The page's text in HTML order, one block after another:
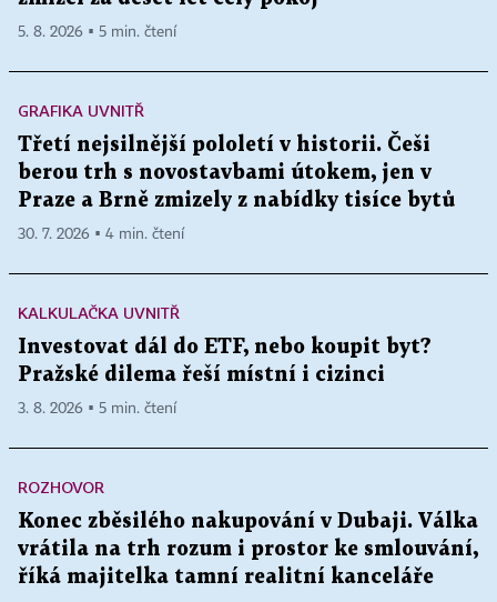
5. 8. 2026 ▪ 5 min. čtení
GRAFIKA UVNITŘ
Třetí nejsilnější pololetí v historii. Češi
berou trh s novostavbami útokem, jen v
Praze a Brně zmizely z nabídky tisíce bytů
30. 7. 2026 ▪ 4 min. čtení
KALKULAČKA UVNITŘ
Investovat dál do ETF, nebo koupit byt?
Pražské dilema řeší místní i cizinci
3. 8. 2026 ▪ 5 min. čtení
ROZHOVOR
Konec zběsilého nakupování v Dubaji. Válka
vrátila na trh rozum i prostor ke smlouvání,
říká majitelka tamní realitní kanceláře